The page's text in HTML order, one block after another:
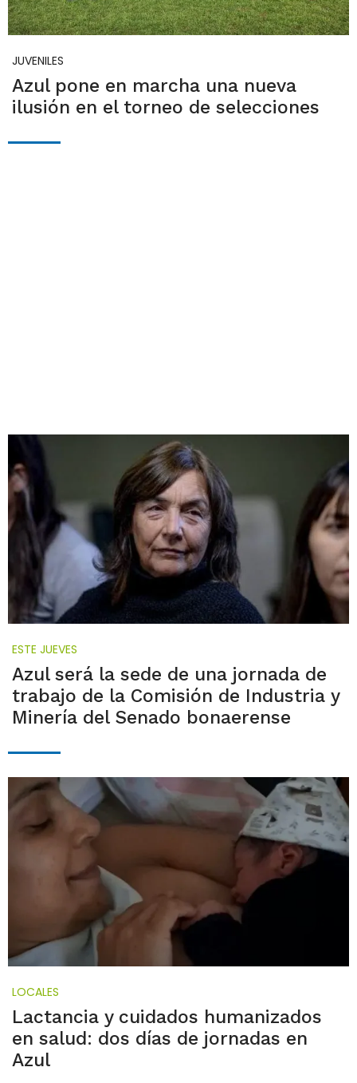
JUVENILES
Azul pone en marcha una nueva
ilusión en el torneo de selecciones
ESTE JUEVES
Azul será la sede de una jornada de
trabajo de la Comisión de Industria y
Minería del Senado bonaerense
LOCALES
Lactancia y cuidados humanizados
en salud: dos días de jornadas en
Azul